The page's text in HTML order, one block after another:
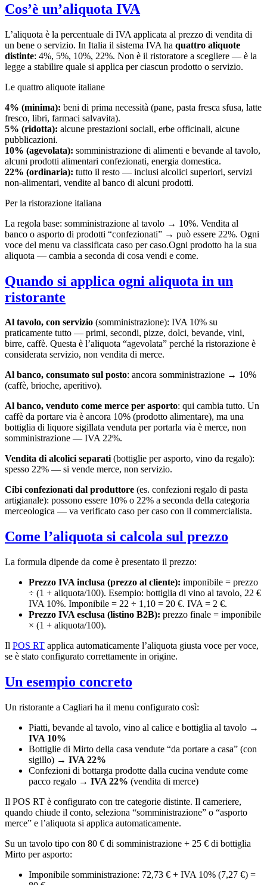
Cos’è un’aliquota IVA
L’aliquota è la percentuale di IVA applicata al prezzo di vendita di
un bene o servizio. In Italia il sistema IVA ha quattro aliquote
distinte: 4%, 5%, 10%, 22%. Non è il ristoratore a scegliere — è la
legge a stabilire quale si applica per ciascun prodotto o servizio.
Le quattro aliquote italiane
4% (minima): beni di prima necessità (pane, pasta fresca sfusa, latte
fresco, libri, farmaci salvavita).
5% (ridotta): alcune prestazioni sociali, erbe officinali, alcune
pubblicazioni.
10% (agevolata): somministrazione di alimenti e bevande al tavolo,
alcuni prodotti alimentari confezionati, energia domestica.
22% (ordinaria): tutto il resto — inclusi alcolici superiori, servizi
non-alimentari, vendite al banco di alcuni prodotti.
Per la ristorazione italiana
La regola base: somministrazione al tavolo → 10%. Vendita al
banco o asporto di prodotti “confezionati” → può essere 22%. Ogni
voce del menu va classificata caso per caso.Ogni prodotto ha la sua
aliquota — cambia a seconda di cosa vendi e come.
Quando si applica ogni aliquota in un
ristorante
Al tavolo, con servizio (somministrazione): IVA 10% su
praticamente tutto — primi, secondi, pizze, dolci, bevande, vini,
birre, caffè. Questa è l’aliquota “agevolata” perché la ristorazione è
considerata servizio, non vendita di merce.
Al banco, consumato sul posto: ancora somministrazione → 10%
(caffè, brioche, aperitivo).
Al banco, venduto come merce per asporto: qui cambia tutto. Un
caffè da portare via è ancora 10% (prodotto alimentare), ma una
bottiglia di liquore sigillata venduta per portarla via è merce, non
somministrazione — IVA 22%.
Vendita di alcolici separati(bottiglie per asporto, vino da regalo):
spesso 22% — si vende merce, non servizio.
Cibi confezionati dal produttore (es. confezioni regalo di pasta
artigianale): possono essere 10% o 22% a seconda della categoria
merceologica — va verificato caso per caso con il commercialista.
Come l’aliquota si calcola sul prezzo
La formula dipende da come è presentato il prezzo:
Prezzo IVA inclusa (prezzo al cliente): imponibile = prezzo
÷ (1 + aliquota/100). Esempio: bottiglia di vino al tavolo, 22 €
IVA 10%. Imponibile = 22 ÷ 1,10 = 20 €. IVA = 2 €.
Prezzo IVA esclusa (listino B2B): prezzo finale = imponibile
× (1 + aliquota/100).
Il POS RT applica automaticamente l’aliquota giusta voce per voce,
se è stato configurato correttamente in origine.
Un esempio concreto
Un ristorante a Cagliari ha il menu configurato così:
Piatti, bevande al tavolo, vino al calice e bottiglia al tavolo →
IVA 10%
Bottiglie di Mirto della casa vendute “da portare a casa” (con
sigillo) → IVA 22%
Confezioni di bottarga prodotte dalla cucina vendute come
pacco regalo → IVA 22% (vendita di merce)
Il POS RT è configurato con tre categorie distinte. Il cameriere,
quando chiude il conto, seleziona “somministrazione” o “asporto
merce” e l’aliquota si applica automaticamente.
Su un tavolo tipo con 80 € di somministrazione + 25 € di bottiglia
Mirto per asporto:
Imponibile somministrazione: 72,73 € + IVA 10% (7,27 €) =